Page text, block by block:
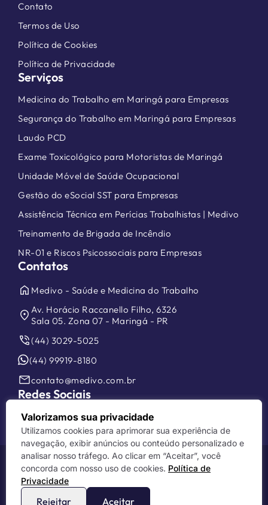
Valorizamos sua privacidade
Utilizamos cookies para aprimorar sua experiência de
navegação, exibir anúncios ou conteúdo personalizado e
analisar nosso tráfego. Ao clicar em “Aceitar”, você
concorda com nosso uso de cookies. Política de
Privacidade
Rejeitar Aceitar
Contato
Termos de Uso
Política de Cookies
Política de Privacidade
Serviços
Medicina do Trabalho em Maringá para Empresas
Segurança do Trabalho em Maringá para Empresas
Laudo PCD
Exame Toxicológico para Motoristas de Maringá
Unidade Móvel de Saúde Ocupacional
Gestão do eSocial SST para Empresas
Assistência Técnica em Perícias Trabalhistas | Medivo
Treinamento de Brigada de Incêndio
NR-01 e Riscos Psicossociais para Empresas
Contatos
home Medivo - Saúde e Medicina do Trabalho
location_on Av. Horácio Raccanello Filho, 6326
Sala 05. Zona 07 - Maringá - PR
phone_in_talk(44) 3029-5025
(44) 99919-8180
mailcontato@medivo.com.br
Redes Sociais
20 anos de Tradição. Desde
2006
Medivo Saúde Ocupacional - 2026 - Todos direitos
reservados.